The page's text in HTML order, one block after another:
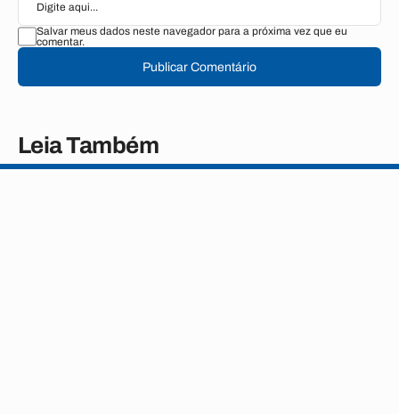
Salvar meus dados neste navegador para a próxima vez que eu
comentar.
Publicar Comentário
Leia Também